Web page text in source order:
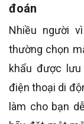
đoán
Nhiều người
thường chọn
khẩu được
điện thoại di
làm cho bạn